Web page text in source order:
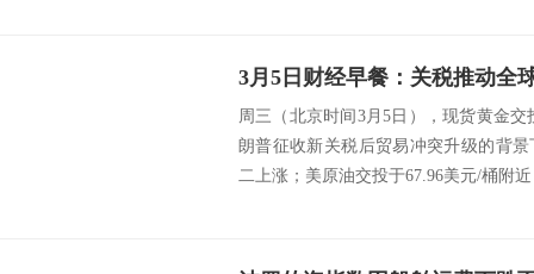
周三（北京时间3月5日），现货黄金交
朗普征收新关税后贸易冲突升级的背
二上涨；美原油交投于67.96美元/桶附